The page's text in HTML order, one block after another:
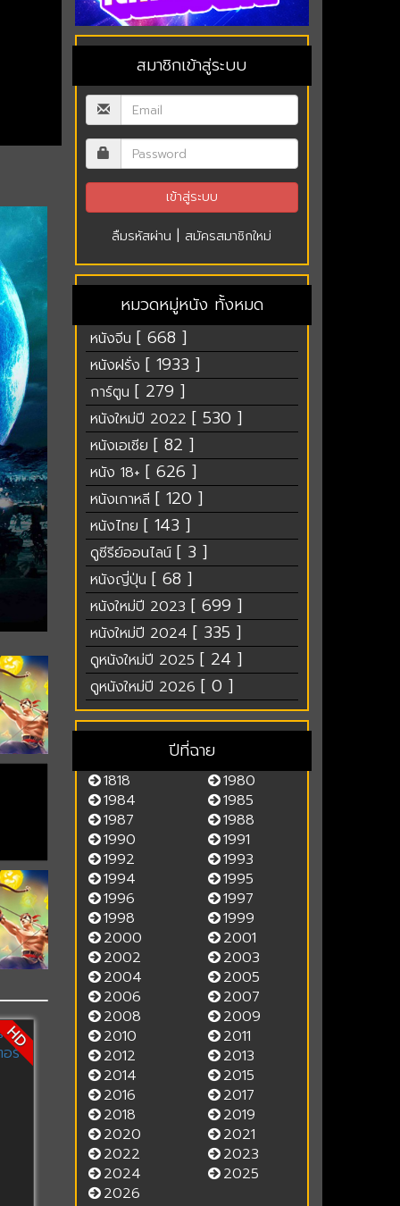
HD
สมาชิกเข้าสู่ระบบ
ลืมรหัสผ่าน | สมัครสมาชิกใหม่
หมวดหมู่หนัง ทั้งหมด
หนังจีน [ 668 ]
หนังฝรั่ง [ 1933 ]
การ์ตูน [ 279 ]
หนังใหม่ปี 2022 [ 530 ]
หนังเอเชีย [ 82 ]
หนัง 18+ [ 626 ]
หนังเกาหลี [ 120 ]
หนังไทย [ 143 ]
ดูซีรีย์ออนไลน์ [ 3 ]
หนังญี่ปุ่น [ 68 ]
หนังใหม่ปี 2023 [ 699 ]
หนังใหม่ปี 2024 [ 335 ]
ดูหนังใหม่ปี 2025 [ 24 ]
ดูหนังใหม่ปี 2026 [ 0 ]
ปีที่ฉาย
1818
1980
1984
1985
1987
1988
1990
1991
1992
1993
1994
1995
1996
1997
1998
1999
2000
2001
2002
2003
2004
2005
2006
2007
2008
2009
2010
2011
2012
2013
2014
2015
2016
2017
2018
2019
2020
2021
2022
2023
2024
2025
2026